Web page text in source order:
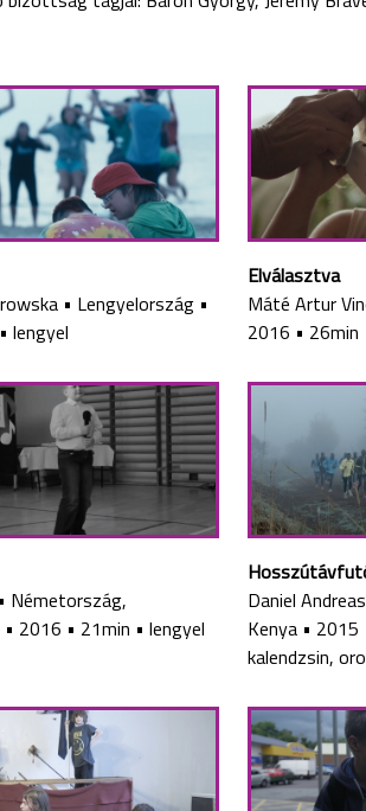
• Lengyelország •
• lengyel
Elválasztva
Máté Artur
2016 • 26min
• Németország,
• 2016 • 21min • lengyel
Daniel
Kenya • 2015
kalendzsin,